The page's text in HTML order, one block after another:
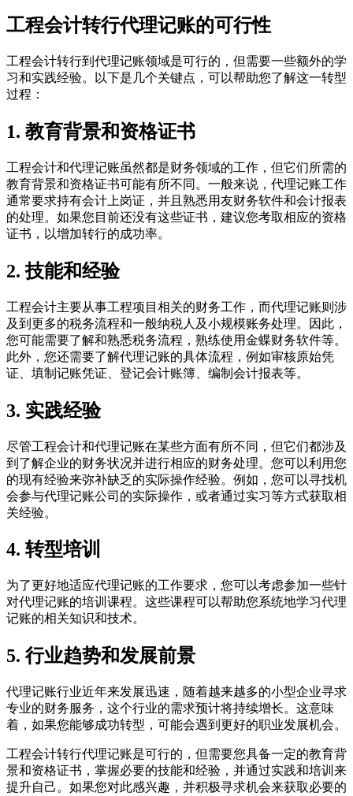
工程会计转行代理记账的可行性
工程会计转行到代理记账领域是可行的，但需要一些额外的学
习和实践经验。以下是几个关键点，可以帮助您了解这一转型
过程：
1. 教育背景和资格证书
工程会计和代理记账虽然都是财务领域的工作，但它们所需的
教育背景和资格证书可能有所不同。一般来说，代理记账工作
通常要求持有会计上岗证，并且熟悉用友财务软件和会计报表
的处理。如果您目前还没有这些证书，建议您考取相应的资格
证书，以增加转行的成功率。
2. 技能和经验
工程会计主要从事工程项目相关的财务工作，而代理记账则涉
及到更多的税务流程和一般纳税人及小规模账务处理。因此，
您可能需要了解和熟悉税务流程，熟练使用金蝶财务软件等。
此外，您还需要了解代理记账的具体流程，例如审核原始凭
证、填制记账凭证、登记会计账簿、编制会计报表等。
3. 实践经验
尽管工程会计和代理记账在某些方面有所不同，但它们都涉及
到了解企业的财务状况并进行相应的财务处理。您可以利用您
的现有经验来弥补缺乏的实际操作经验。例如，您可以寻找机
会参与代理记账公司的实际操作，或者通过实习等方式获取相
关经验。
4. 转型培训
为了更好地适应代理记账的工作要求，您可以考虑参加一些针
对代理记账的培训课程。这些课程可以帮助您系统地学习代理
记账的相关知识和技术。
5. 行业趋势和发展前景
代理记账行业近年来发展迅速，随着越来越多的小型企业寻求
专业的财务服务，这个行业的需求预计将持续增长。这意味
着，如果您能够成功转型，可能会遇到更好的职业发展机会。
工程会计转行代理记账是可行的，但需要您具备一定的教育背
景和资格证书，掌握必要的技能和经验，并通过实践和培训来
提升自己。如果您对此感兴趣，并积极寻求机会来获取必要的